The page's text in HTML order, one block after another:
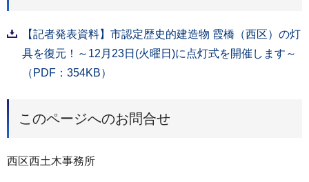
【記者発表資料】市認定歴史的建造物 霞橋（西区）の灯
具を復元！～12月23日(火曜日)に点灯式を開催します～
（PDF：354KB）
このページへのお問合せ
西区西土木事務所